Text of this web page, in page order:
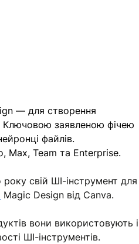
— для створення
Ключовою заявленою фічею
файлів.
Max, Team та Enterprise.
свій ШІ-інструмент для
Magic Design від Canva.
вони використовують і
ШІ-інструментів.